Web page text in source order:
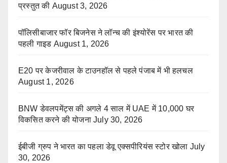
प्रस्तुत की August 3, 2026
पॉलिसीबाजार फॉर बिजनेस ने लॉन्च की इंश्योरेंस पर भारत की
पहली गाइड August 1, 2026
E20 पर केजरीवाल के टाउनहॉल से पहले पंजाब में भी हलचल
August 1, 2026
BNW डेवलपमेंट्स की अगले 4 साल में UAE में 10,000 घर
विकसित करने की योजना July 30, 2026
ईबीजी ग्रुप ने भारत का पहला डेवू एक्सपीरियंस स्टोर खोला July
30, 2026